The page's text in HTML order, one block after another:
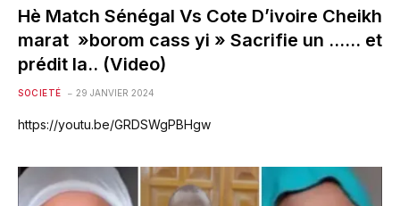
Hè Match Sénégal Vs Cote D’ivoire Cheikh
marat »borom cass yi » Sacrifie un …… et
prédit la.. (Video)
SOCIETÉ 29 JANVIER 2024
https://youtu.be/GRDSWgPBHgw